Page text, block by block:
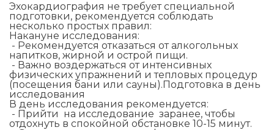
Эхокардиография не требует специальной
подготовки, рекомендуется соблюдать
несколько простых правил:
Накануне исследования:
- Рекомендуется отказаться от алкогольных
напитков, жирной и острой пищи.
- Важно воздержаться от интенсивных
физических упражнений и тепловых процедур
(посещения бани или сауны).Подготовка в день
исследования
В день исследования рекомендуется:
- Прийти на исследование заранее, чтобы
отдохнуть в спокойной обстановке 10-15 минут.